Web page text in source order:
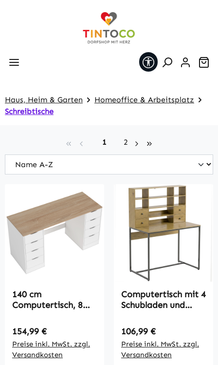
Werkzeugleiste
Haus, Heim & Garten
Homeoffice & Arbeitsplatz
Schreibtische
Seite
1 Seite
2
140 cm
Computertisch, 8
Schreibtisch für
Homeoffice,
Schlafzimmer, Stahl,
Holz, Weiß
Regulärer Preis:
154,99 €
Preise inkl. MwSt. zzgl.
Versandkosten
Computertisch mit 4
Schubladen und
Schreibtisch 105 cm,
Naturholz
Regulärer Preis:
106,99 €
Preise inkl. MwSt. zzgl.
Versandkosten